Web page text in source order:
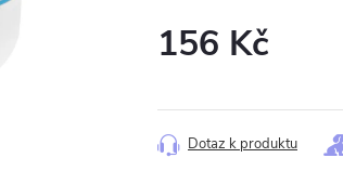
156 Kč
Dotaz k produktu